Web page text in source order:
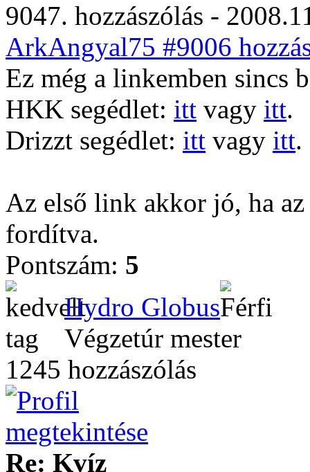
9047. hozzászólás -
ArkAngyal75 #9006
Ez még a linkemben sincs
HKK segédlet: itt vagy itt.
Drizzt segédlet: itt vagy itt.
Az első link akkor jó, ha
fordítva.
Pontszám: 5
Hydro Globus
Végzetúr mester
1245 hozzászólás
Re: Kvíz